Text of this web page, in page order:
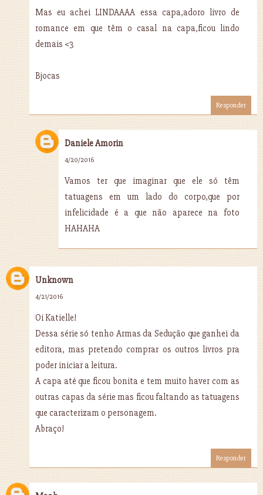
Mas eu achei LINDAAAA essa capa,adoro livro de
romance em que têm o casal na capa,ficou lindo
demais <3
Bjocas
Responder
Daniele Amorin
4/20/2016
Vamos ter que imaginar que ele só têm
tatuagens em um lado do corpo,que por
infelicidade é a que não aparece na foto
HAHAHA
Unknown
4/21/2016
Oi Katielle!
Dessa série só tenho Armas da Sedução que ganhei da
editora, mas pretendo comprar os outros livros pra
poder iniciar a leitura.
A capa até que ficou bonita e tem muito haver com as
outras capas da série mas ficou faltando as tatuagens
que caracterizam o personagem.
Abraço!
Responder